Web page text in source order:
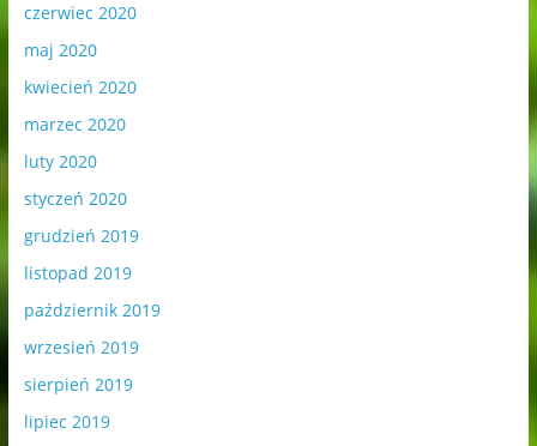
czerwiec 2020
maj 2020
kwiecień 2020
marzec 2020
luty 2020
styczeń 2020
grudzień 2019
listopad 2019
październik 2019
wrzesień 2019
sierpień 2019
lipiec 2019